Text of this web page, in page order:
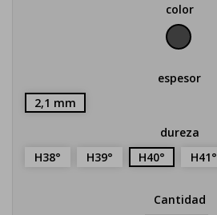
color
negro
espesor
2,1 mm
dureza
H38°
H39° H40° H41°
Cantidad